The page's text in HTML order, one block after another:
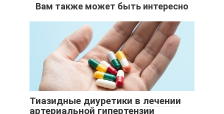
Вам также может быть интересно
Тиазидные диуретики в лечении
артериальной гипертензии